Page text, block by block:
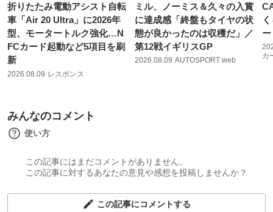
折りたたみ電動アシスト自転
車「Air 20 Ultra」に2026年
型、モータートルク強化…N
FCカード起動など5項目を刷
新
2026.08.09 レスポンス
ミル、ノーミス＆久々の入賞
に達成感「終盤もタイヤの状
態が良かったのは収穫だ」／
第12戦イギリスGP
2026.08.09 AUTOSPORT web
カ
みんなのコメント
使い方
この記事にはまだコメントがありません。
この記事に対するあなたの意見や感想を投稿しませんか？
この記事にコメントする